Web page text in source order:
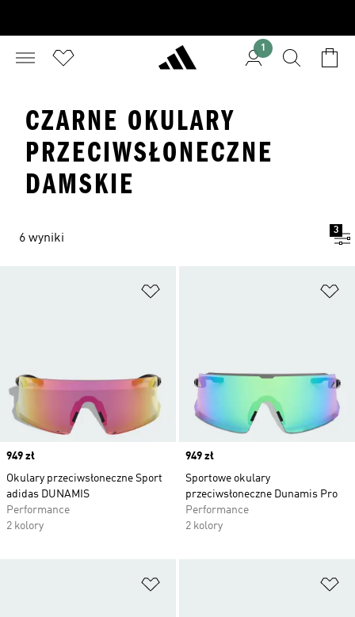
1
CZARNE OKULARY
PRZECIWSŁONECZNE
DAMSKIE
6 wyniki
3
Price
949 zł
Okulary przeciwsłoneczne Sport
adidas DUNAMIS
Performance
2 kolory
Price
949 zł
Sportowe okulary
przeciwsłoneczne Dunamis Pro
Performance
2 kolory